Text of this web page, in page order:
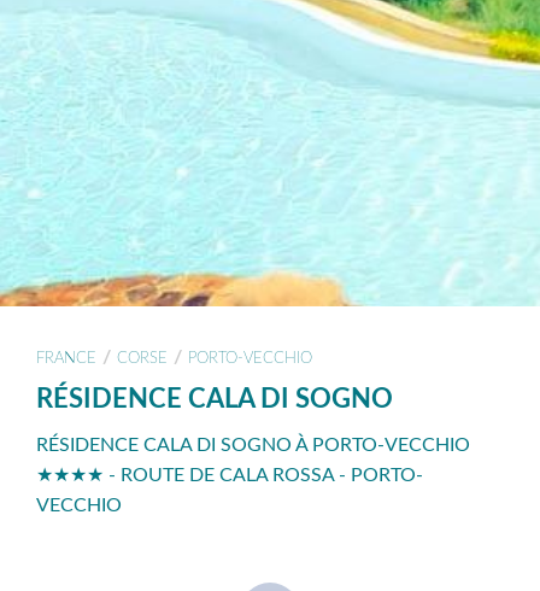
FRANCE / CORSE / PORTO-VECCHIO
RÉSIDENCE CALA DI SOGNO
RÉSIDENCE CALA DI SOGNO À PORTO-VECCHIO
★★★★ - ROUTE DE CALA ROSSA - PORTO-
VECCHIO